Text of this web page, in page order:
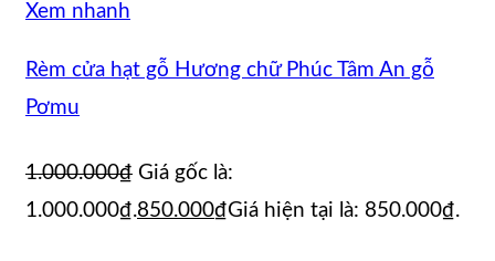
Xem nhanh
Rèm cửa hạt gỗ Hương chữ Phúc Tâm An gỗ
Pơmu
1.000.000₫ Giá gốc là:
1.000.000₫.850.000₫Giá hiện tại là: 850.000₫.